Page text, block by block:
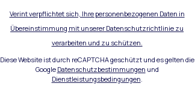
Verint verpflichtet sich, Ihre personenbezogenen Daten in
Übereinstimmung mit unserer Datenschutzrichtlinie zu
verarbeiten und zu schützen.
Diese Website ist durch reCAPTCHA geschützt und es gelten die
Google Datenschutzbestimmungen und
Dienstleistungsbedingungen.